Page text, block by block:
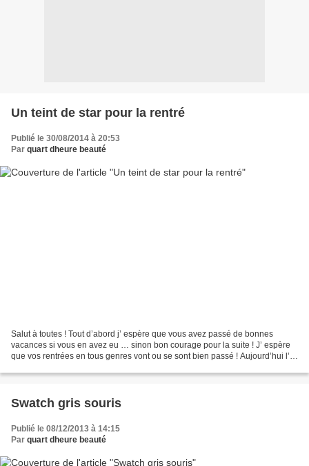
Un teint de star pour la rentré
Publié le 30/08/2014 à 20:53
Par quart dheure beauté
Salut à toutes ! Tout d’abord j’ espère que vous avez passé de bonnes
vacances si vous en avez eu … sinon bon courage pour la suite ! J’ espère
que vos rentrées en tous genres vont ou se sont bien passé ! Aujourd’hui l’
Swatch gris souris
Publié le 08/12/2013 à 14:15
Par quart dheure beauté